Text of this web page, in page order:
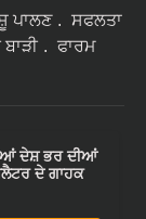
ਪਾਲਣ
ਸਫਲਤਾ
ਬਾੜੀ
ਫਾਰਮ
ਦੇਸ਼ ਭਰ ਦੀਆਂ
ਦੇ ਗਾਹਕ